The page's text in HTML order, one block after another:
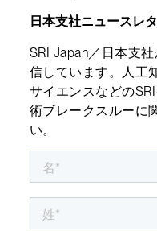
日本支社ニュースレ
SRI Japan／日本支
信しています。人工
サイエンスなどの
術ブレークスルーに
い。